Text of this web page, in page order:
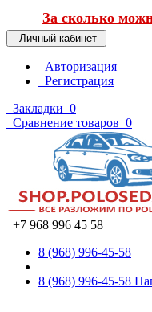
За сколько
Личный кабинет
Авторизация
Регистрация
Закладки 0
Сравнение товаров 0
+7 968 996 45 58
8 (968) 996-45-58
8 (968) 996-45-58